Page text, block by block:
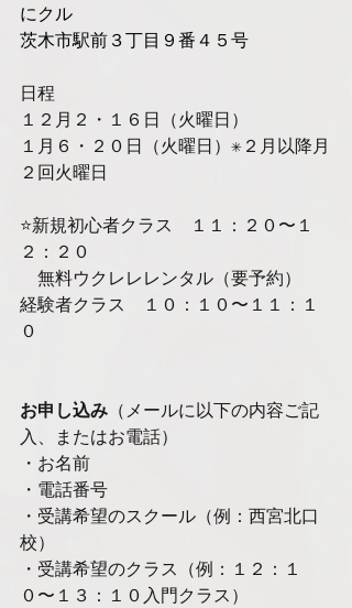
にクル
茨木市駅前３丁目９番４５号
日程
１２月２・１６日（火曜日）
１月６・２０日（火曜日）✳︎２月以降月
２回火曜日
⭐️新規初心者クラス　１１：２０〜１
２：２０
無料ウクレレレンタル（要予約）
経験者クラス　１０：１０〜１１：１
０
お申し込み （メールに以下の内容ご記
入、またはお電話）
・お名前
・電話番号
・受講希望のスクール（例：西宮北口
校）
・受講希望のクラス（例：
１２：１
０〜１３：１０ 入門クラス）